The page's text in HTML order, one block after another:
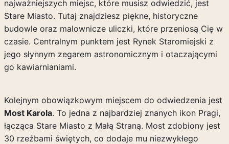
najważniejszych miejsc, które musisz odwiedzić, jest
Stare Miasto. Tutaj znajdziesz piękne, historyczne
budowle oraz malownicze uliczki, które przeniosą Cię w
czasie. Centralnym punktem jest Rynek Staromiejski z
jego słynnym zegarem astronomicznym i otaczającymi
go kawiarnianiami.
Kolejnym obowiązkowym miejscem do odwiedzenia jest
Most Karola. To jedna z najbardziej znanych ikon Pragi,
łącząca Stare Miasto z Małą Straną. Most zdobiony jest
30 rzeźbami świętych, co dodaje mu niezwykłego